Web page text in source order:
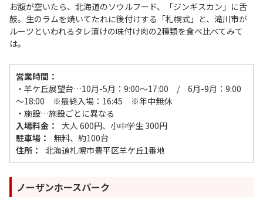
お腹が空いたら、北海道のソウルフード、「ジンギスカン」に舌
鼓。生のラムを焼いてたれに後付けする「札幌式」と、滝川市が
ルーツといわれるタレ漬けの味付け肉の2種類を食べ比べてみて
は。
営業時間：
・羊ケ丘展望台…10月-5月：9:00～17:00 / 6月-9月：9:00
～18:00 ※最終入場：16:45 ※年中無休
・施設…施設ごとに異なる
入場料金：
大人 600円、小中学生 300円
駐車場：
無料、約100台
住所：
北海道札幌市豊平区羊ケ丘1番地
ノーザンホースパーク